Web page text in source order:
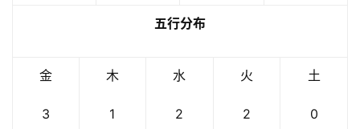
五行分布
金
3
木
1
水
2
火
2
土
0